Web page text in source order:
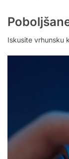
Iskusite vrhunsku